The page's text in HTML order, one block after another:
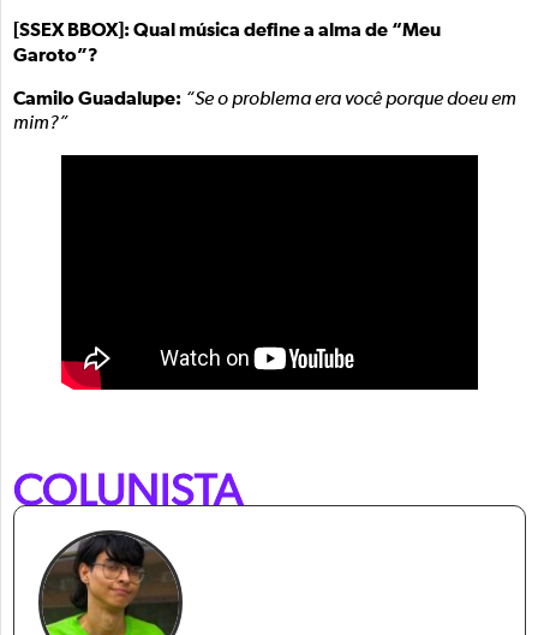
[SSEX BBOX]: Qual música define a alma de “Meu
Garoto”?
Camilo Guadalupe: “Se o problema era você porque doeu em
mim?”
COLUNISTA